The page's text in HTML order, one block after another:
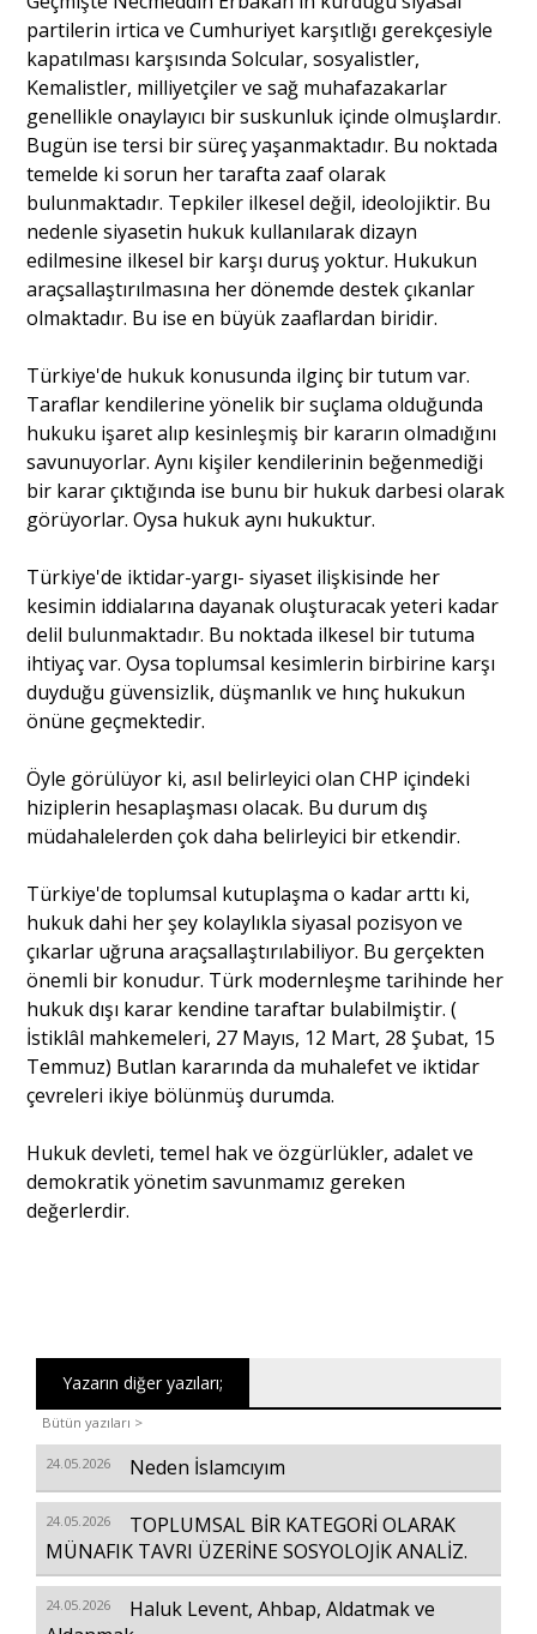
partilerin irtica ve Cumhuriyet karşıtlığı gerekçesiyle
kapatılması karşısında Solcular, sosyalistler,
Kemalistler, milliyetçiler ve sağ muhafazakarlar
genellikle onaylayıcı bir suskunluk içinde olmuşlardır.
Bugün ise tersi bir süreç yaşanmaktadır. Bu noktada
temelde ki sorun her tarafta zaaf olarak
bulunmaktadır. Tepkiler ilkesel değil, ideolojiktir. Bu
nedenle siyasetin hukuk kullanılarak dizayn
edilmesine ilkesel bir karşı duruş yoktur. Hukukun
araçsallaştırılmasına her dönemde destek çıkanlar
olmaktadır. Bu ise en büyük zaaflardan biridir.
Türkiye'de hukuk konusunda ilginç bir tutum var.
Taraflar kendilerine yönelik bir suçlama olduğunda
hukuku işaret alıp kesinleşmiş bir kararın olmadığını
savunuyorlar. Aynı kişiler kendilerinin beğenmediği
bir karar çıktığında ise bunu bir hukuk darbesi olarak
görüyorlar. Oysa hukuk aynı hukuktur.
Türkiye'de iktidar-yargı- siyaset ilişkisinde her
kesimin iddialarına dayanak oluşturacak yeteri kadar
delil bulunmaktadır. Bu noktada ilkesel bir tutuma
ihtiyaç var. Oysa toplumsal kesimlerin birbirine karşı
duyduğu güvensizlik, düşmanlık ve hınç hukukun
önüne geçmektedir.
Öyle görülüyor ki, asıl belirleyici olan CHP içindeki
hiziplerin hesaplaşması olacak. Bu durum dış
müdahalelerden çok daha belirleyici bir etkendir.
Türkiye'de toplumsal kutuplaşma o kadar arttı ki,
hukuk dahi her şey kolaylıkla siyasal pozisyon ve
çıkarlar uğruna araçsallaştırılabiliyor. Bu gerçekten
önemli bir konudur. Türk modernleşme tarihinde her
hukuk dışı karar kendine taraftar bulabilmiştir. (
İstiklâl mahkemeleri, 27 Mayıs, 12 Mart, 28 Şubat, 15
Temmuz) Butlan kararında da muhalefet ve iktidar
çevreleri ikiye bölünmüş durumda.
Hukuk devleti, temel hak ve özgürlükler, adalet ve
demokratik yönetim savunmamız gereken
değerlerdir.
Yazarın diğer yazıları;
Bütün yazıları >
24.05.2026 Neden İslamcıyım
24.05.2026
TOPLUMSAL BİR KATEGORİ OLARAK
MÜNAFIK TAVRI ÜZERİNE SOSYOLOJİK ANALİZ.
24.05.2026
Haluk Levent, Ahbap, Aldatmak ve